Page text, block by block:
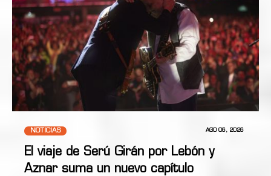
NOTICIAS AGO 06, 2026
El viaje de Serú Girán por Lebón y
Aznar suma un nuevo capítulo